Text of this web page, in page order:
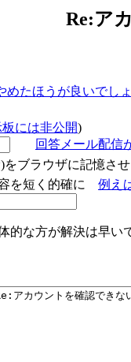
Re:ア
めたほうが良いでし
には非公開)
回答メール配信
ブラウザに記憶させ
を短く的確に 例え
的な方が解決は早い